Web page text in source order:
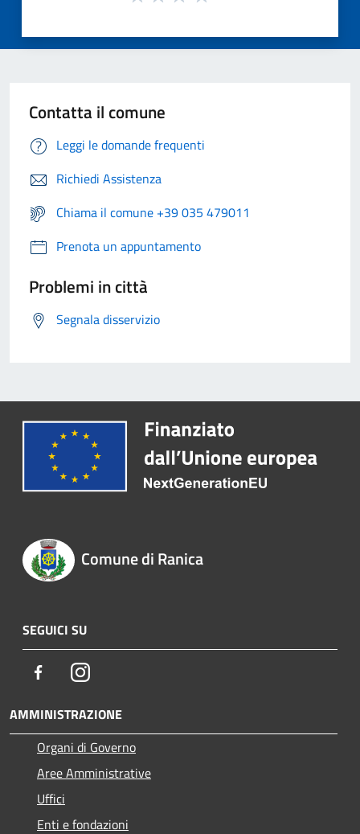
Contatta il comune
Leggi le domande frequenti
Richiedi Assistenza
Chiama il comune +39 035 479011
Prenota un appuntamento
Problemi in città
Segnala disservizio
Comune di Ranica
SEGUICI SU
FacebookInstagram
AMMINISTRAZIONE
Organi di Governo
Aree Amministrative
Uffici
Enti e fondazioni